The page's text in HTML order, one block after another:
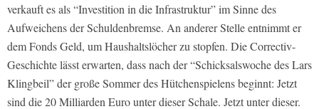
verkauft es als “Investition in die Infrastruktur” im Sinne des
Aufweichens der Schuldenbremse. An anderer Stelle entnimmt er
dem Fonds Geld, um Haushaltslöcher zu stopfen. Die Correctiv-
Geschichte lässt erwarten, dass nach der “Schicksalswoche des Lars
Klingbeil” der große Sommer des Hütchenspielens beginnt: Jetzt
sind die 20 Milliarden Euro unter dieser Schale. Jetzt unter dieser.